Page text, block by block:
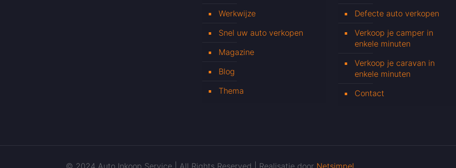
Werkwijze
Snel uw auto verkopen
Magazine
Blog
Thema
Defecte auto verkopen
Verkoop je camper in
enkele minuten
Verkoop je caravan in
enkele minuten
Contact